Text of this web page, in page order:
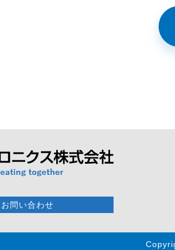
お問い合わせ